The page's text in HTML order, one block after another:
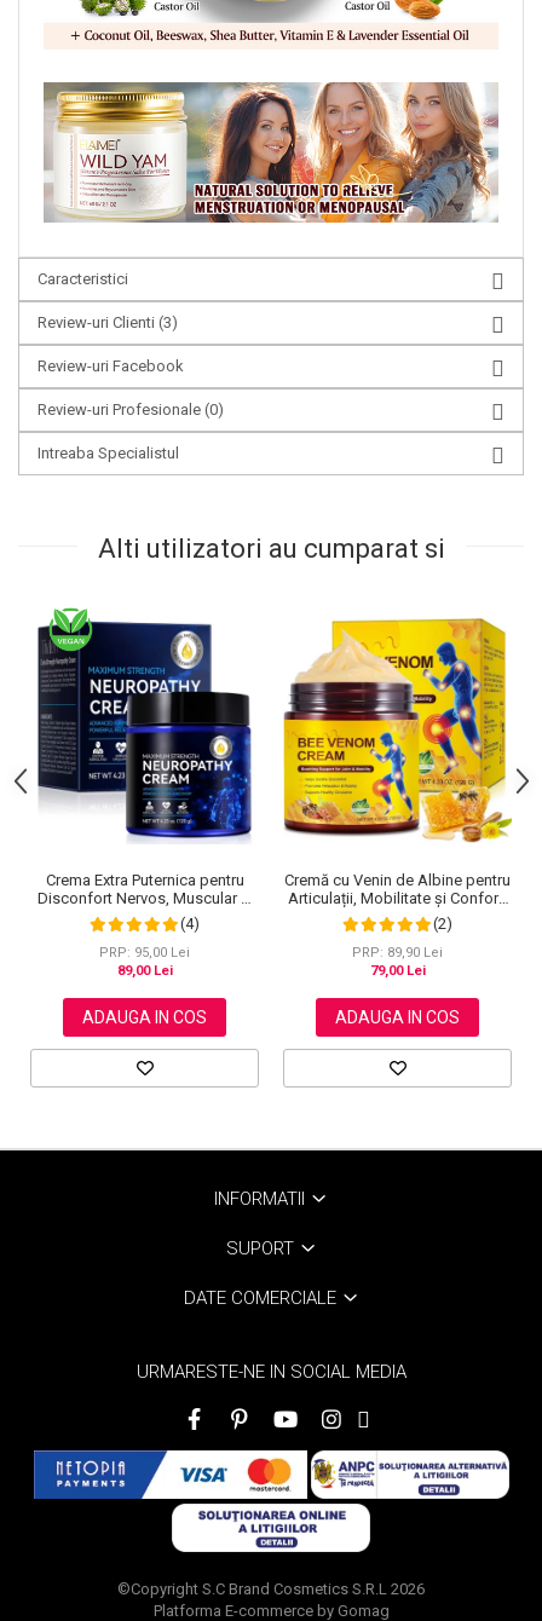
Caracteristici
Review-uri Clienti (3)
Review-uri Facebook
Review-uri Profesionale (0)
Intreaba Specialistul
Alti utilizatori au cumparat si
Crema Extra Puternica pentru
Disconfort Nervos, Muscular si
Articular, 120 g
(4)
PRP: 95,00 Lei
89,00 Lei
ADAUGA IN COS
Cremă cu Venin de Albine pentru
Articulații, Mobilitate și Confort,
120 g
(2)
PRP: 89,90 Lei
79,00 Lei
ADAUGA IN COS
INFORMATII
SUPORT
DATE COMERCIALE
URMARESTE-NE IN SOCIAL MEDIA
©Copyright S.C Brand Cosmetics S.R.L 2026
Platforma E-commerce by Gomag